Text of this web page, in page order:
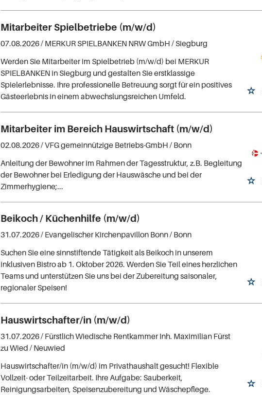
Mitarbeiter Spielbetriebe (m/w/d)
07.08.2026 / MERKUR SPIELBANKEN NRW GmbH / Siegburg
Werden Sie Mitarbeiter im Spielbetrieb (m/w/d) bei MERKUR
SPIELBANKEN in Siegburg und gestalten Sie erstklassige
Spielerlebnisse. Ihre professionelle Betreuung sorgt für ein positives
Gästeerlebnis in einem abwechslungsreichen Umfeld.
Mitarbeiter im Bereich Hauswirtschaft (m/w/d)
02.08.2026 /VFG gemeinnützige Betriebs-GmbH / Bonn
Anleitung der Bewohner im Rahmen der Tagesstruktur, z.B. Begleitung
der Bewohner bei Erledigung der Hauswäsche und bei der
Zimmerhygiene;...
Beikoch / Küchenhilfe (m/w/d)
31.07.2026 / Evangelischer Kirchenpavillon Bonn/ Bonn
Suchen Sie eine sinnstiftende Tätigkeit als Beikoch in unserem
inklusiven Bistro ab 1. Oktober 2026. Werden Sie Teil eines herzlichen
Teams und unterstützen Sie uns bei der Zubereitung saisonaler,
regionaler Speisen!
Hauswirtschafter/in (m/w/d)
31.07.2026 / Fürstlich Wiedische Rentkammer Inh. Maximilian Fürst
zu Wied / Neuwied
Hauswirtschafter/in (m/w/d) im Privathaushalt gesucht! Flexible
Vollzeit- oder Teilzeitarbeit. Ihre Aufgabe: Sauberkeit,
Reinigungsarbeiten, Speisenzubereitung und Wäschepflege.